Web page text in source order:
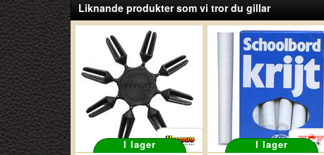
Liknande produkter som vi tror du gillar
I lager I lager